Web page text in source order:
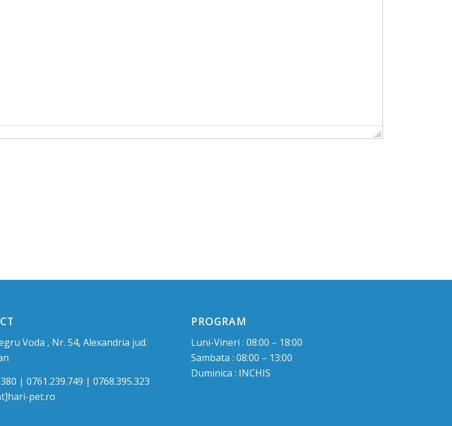
Voda , Nr. 54, Alexandria jud.
| 0761.239.749 | 0768.395.323
pet.ro
PROGRAM
Luni-Vineri : 08:00 – 18:00
Sambata : 08:00 – 13:00
Duminica : INCHIS